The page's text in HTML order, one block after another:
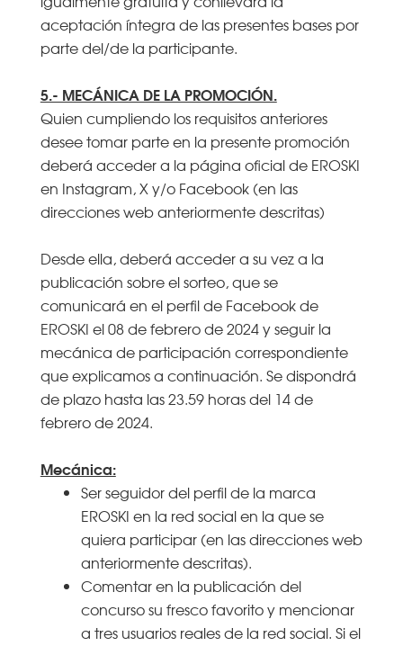
aceptación íntegra de las presentes bases por
parte del/de la participante.
5.- MECÁNICA DE LA PROMOCIÓN.
Quien cumpliendo los requisitos anteriores
desee tomar parte en la presente promoción
deberá acceder a la página oficial de EROSKI
en Instagram, X y/o Facebook (en las
direcciones web anteriormente descritas)
Desde ella, deberá acceder a su vez a la
publicación sobre el sorteo, que se
comunicará en el perfil de Facebook de
EROSKI el 08 de febrero de 2024 y seguir la
mecánica de participación correspondiente
que explicamos a continuación. Se dispondrá
de plazo hasta las 23.59 horas del 14 de
febrero de 2024.
Mecánica:
Ser seguidor del perfil de la marca
EROSKI en la red social en la que se
quiera participar (en las direcciones web
anteriormente descritas).
Comentar en la publicación del
concurso su fresco favorito y mencionar
a tres usuarios reales de la red social. Si el